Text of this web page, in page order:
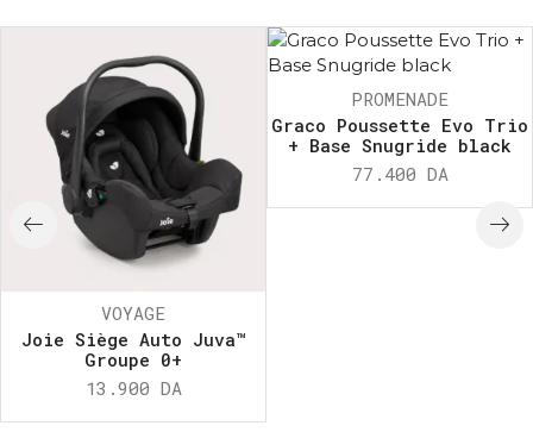
VOYAGE
Joie Siège Auto Juva™
Groupe 0+
13.900 DA
PROMENADE
Graco Poussette Evo Trio
+ Base Snugride black
77.400 DA